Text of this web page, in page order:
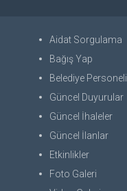
Aidat Sorgulama
Bağış Yap
Belediye Personeli
Güncel Duyurular
Güncel İhaleler
Güncel İlanlar
Etkinlikler
Foto Galeri